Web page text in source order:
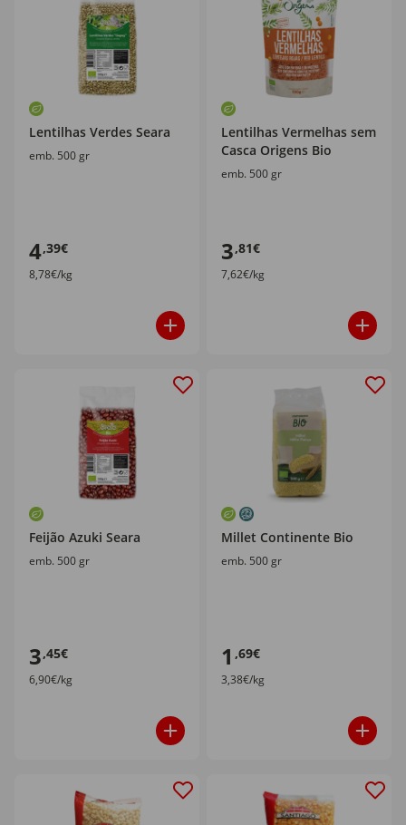
Lentilhas Verdes Seara
emb. 500 gr
4,39€
8,78€/kg
Lentilhas Vermelhas sem
Casca Origens Bio
emb. 500 gr
3,81€
7,62€/kg
Feijão Azuki Seara
emb. 500 gr
3,45€
6,90€/kg
Millet Continente Bio
emb. 500 gr
1 ,69€
3,38€/kg